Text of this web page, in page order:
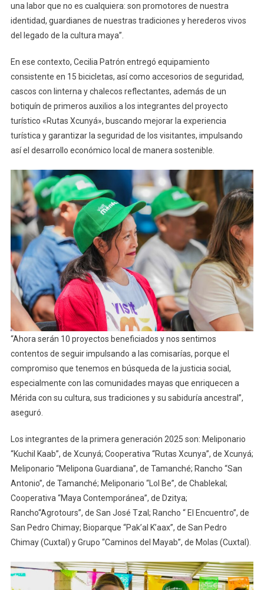
una labor que no es cualquiera: son promotores de nuestra
identidad, guardianes de nuestras tradiciones y herederos vivos
del legado de la cultura maya”.
En ese contexto, Cecilia Patrón entregó equipamiento
consistente en 15 bicicletas, así como accesorios de seguridad,
cascos con linterna y chalecos reflectantes, además de un
botiquín de primeros auxilios a los integrantes del proyecto
turístico «Rutas Xcunyá», buscando mejorar la experiencia
turística y garantizar la seguridad de los visitantes, impulsando
así el desarrollo económico local de manera sostenible.
“Ahora serán 10 proyectos beneficiados y nos sentimos
contentos de seguir impulsando a las comisarías, porque el
compromiso que tenemos en búsqueda de la justicia social,
especialmente con las comunidades mayas que enriquecen a
Mérida con su cultura, sus tradiciones y su sabiduría ancestral”,
aseguró.
Los integrantes de la primera generación 2025 son: Meliponario
“Kuchil Kaab”, de Xcunyá; Cooperativa “Rutas Xcunya”, de Xcunyá;
Meliponario “Melipona Guardiana”, de Tamanché; Rancho “San
Antonio”, de Tamanché; Meliponario “Lol Be”, de Chablekal;
Cooperativa “Maya Contemporánea”, de Dzitya;
Rancho“Agrotours”, de San José Tzal; Rancho “ El Encuentro”, de
San Pedro Chimay; Bioparque “Pak’al K’aax”, de San Pedro
Chimay (Cuxtal) y Grupo “Caminos del Mayab”, de Molas (Cuxtal).